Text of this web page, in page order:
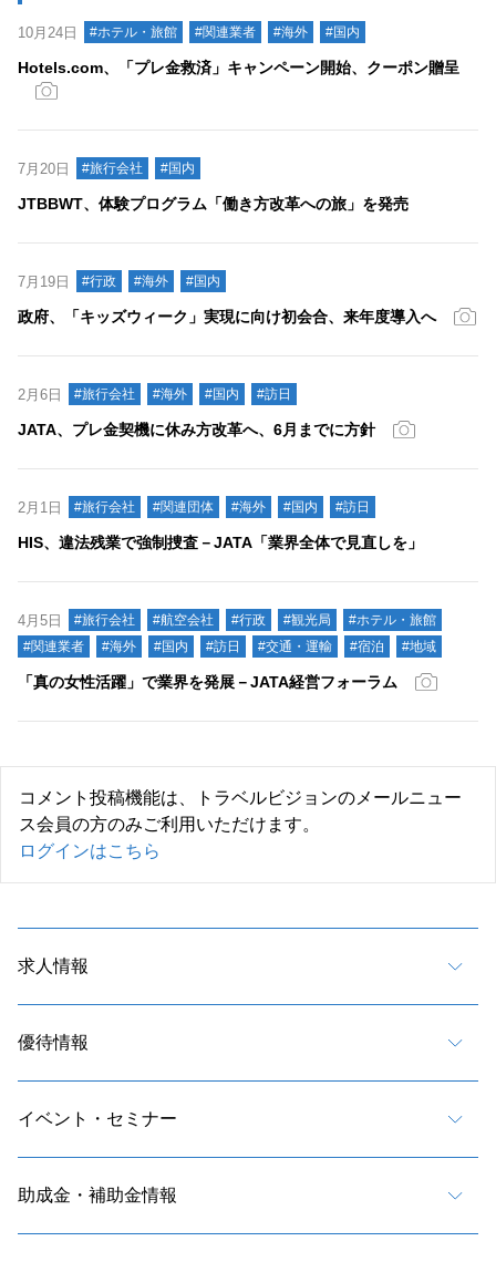
10月24日 #ホテル・旅館 #関連業者 #海外 #国内
Hotels.com、「プレ金救済」キャンペーン開始、クーポン贈呈
7月20日 #旅行会社 #国内
JTBBWT、体験プログラム「働き方改革への旅」を発売
7月19日 #行政 #海外 #国内
政府、「キッズウィーク」実現に向け初会合、来年度導入へ
2月6日 #旅行会社 #海外 #国内 #訪日
JATA、プレ金契機に休み方改革へ、6月までに方針
2月1日 #旅行会社 #関連団体 #海外 #国内 #訪日
HIS、違法残業で強制捜査－JATA「業界全体で見直しを」
4月5日 #旅行会社 #航空会社 #行政 #観光局
#ホテル・旅館
#関連業者
#海外 #国内 #訪日 #交通・運輸 #宿泊 #地域
「真の女性活躍」で業界を発展－JATA経営フォーラム
コメント投稿機能は、トラベルビジョンのメールニュー
ス会員の方のみご利用いただけます。
ログインはこちら
求人情報
優待情報
イベント・セミナー
助成金・補助金情報